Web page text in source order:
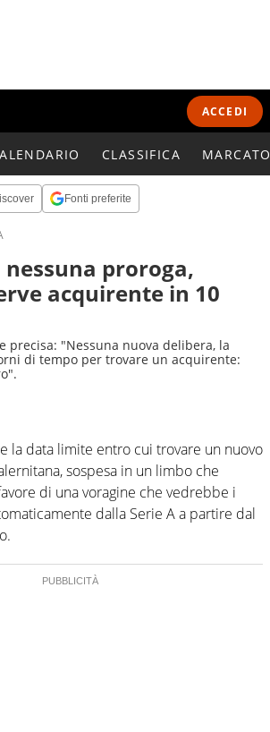
ACCEDI
CLASSIFICA
Fonti preferite
proroga,
acquirente in 10
precisa: "Nessuna nuova delibera, la
di tempo per trovare un acquirente:
la data limite entro cui trovare un nuovo
sospesa in un limbo che
di una voragine che vedrebbe i
dalla Serie A a partire dal